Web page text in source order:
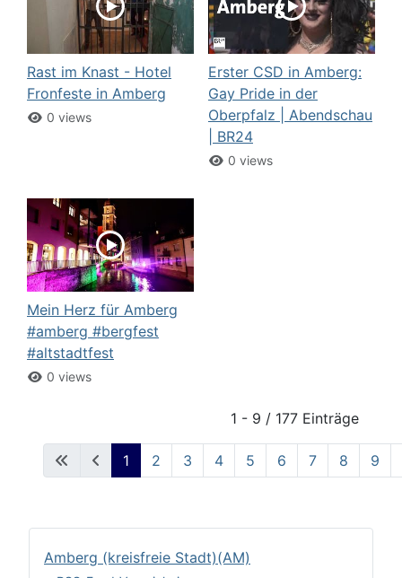
Rast im Knast - Hotel
Fronfeste in Amberg
0 views
Erster CSD in Amberg:
Gay Pride in der
Oberpfalz | Abendschau
| BR24
0 views
Mein Herz für Amberg
#amberg #bergfest
#altstadtfest
0 views
1 - 9 / 177 Einträge
1 2 3 4 5 6 7 8 9
Amberg (kreisfreie Stadt)(AM)